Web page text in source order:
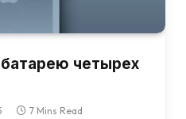
батарею четырех
7 Mins Read